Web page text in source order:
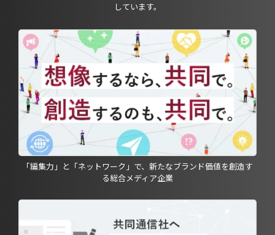
しています。
「編集力」と「ネットワーク」で、新たなブランド価値を創造す
る総合メディア企業